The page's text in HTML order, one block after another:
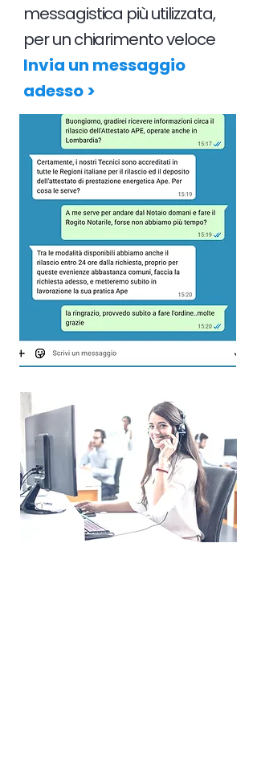
messagistica più utilizzata,
per un chiarimento veloce
Invia un messaggio
adesso >